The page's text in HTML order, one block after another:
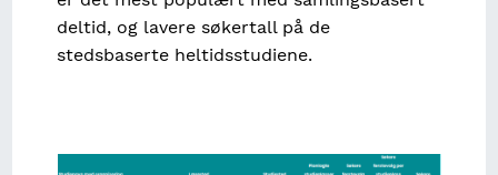
deltid, og lavere søkertall på de
stedsbaserte heltidsstudiene.
Image